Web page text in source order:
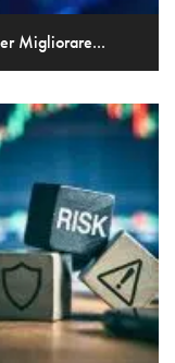
Migliorare...